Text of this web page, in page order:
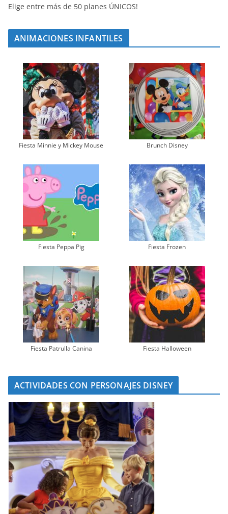
Elige entre más de 50 planes ÚNICOS!
ANIMACIONES INFANTILES
Fiesta Minnie y Mickey Mouse Brunch Disney
Fiesta Peppa Pig Fiesta Frozen
Fiesta Patrulla Canina Fiesta Halloween
ACTIVIDADES CON PERSONAJES DISNEY